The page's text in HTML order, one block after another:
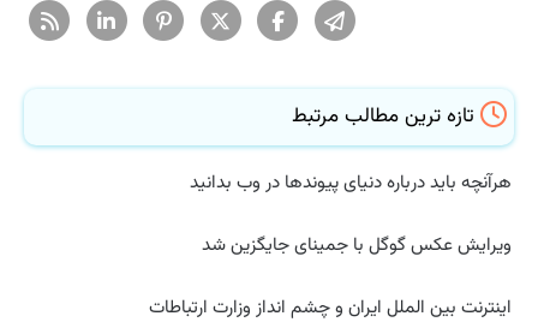
تازه ترین مطالب مرتبط
هرآنچه باید درباره دنیای پیوندها در وب بدانید
ویرایش عکس گوگل با جمینای جایگزین شد
اینترنت بین الملل ایران و چشم انداز وزارت ارتباطات